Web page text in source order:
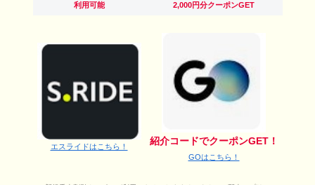
利用可能
2,000円分クーポンGET
エスライドはこちら！
紹介コードでクーポンGET！
GOはこちら！